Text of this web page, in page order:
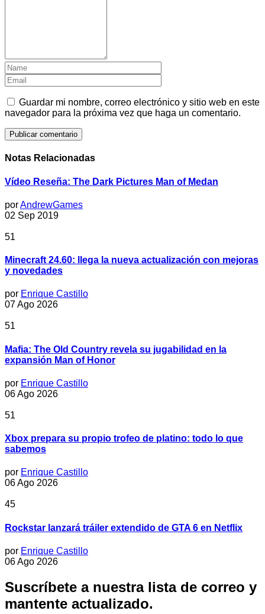
Guardar mi nombre, correo electrónico y sitio web en este
navegador para la próxima vez que haga un comentario.
Notas Relacionadas
Vídeo Reseña: The Dark Pictures Man of Medan
porAndrewGames
02 Sep 2019
51
Minecraft 24.60: llega la nueva actualización con mejoras
y novedades
por Enrique Castillo
07 Ago 2026
51
Mafia: The Old Country revela su jugabilidad en la
expansión Man of Honor
por Enrique Castillo
06 Ago 2026
51
Xbox prepara su propio trofeo de platino: todo lo que
sabemos
por Enrique Castillo
06 Ago 2026
45
Rockstar lanzará tráiler extendido de GTA 6 en Netflix
por Enrique Castillo
06 Ago 2026
Suscríbete a nuestra lista de correo y
mantente actualizado.